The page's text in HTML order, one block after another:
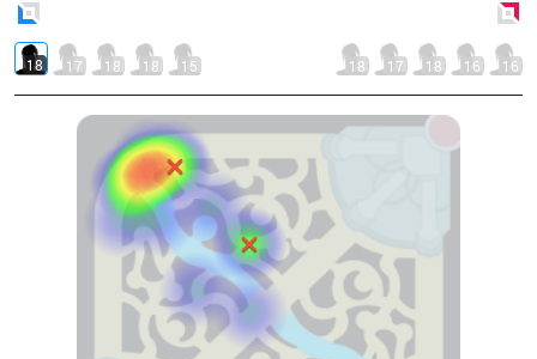
18 17 18 18 15 18 17 18 16 16